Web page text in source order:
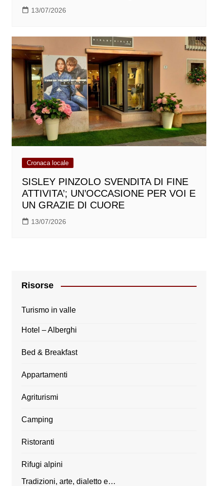
13/07/2026
Cronaca locale
SISLEY PINZOLO SVENDITA DI FINE
ATTIVITA’; UN’OCCASIONE PER VOI E
UN GRAZIE DI CUORE
13/07/2026
Risorse
Turismo in valle
Hotel – Alberghi
Bed & Breakfast
Appartamenti
Agriturismi
Camping
Ristoranti
Rifugi alpini
Tradizioni, arte, dialetto e…